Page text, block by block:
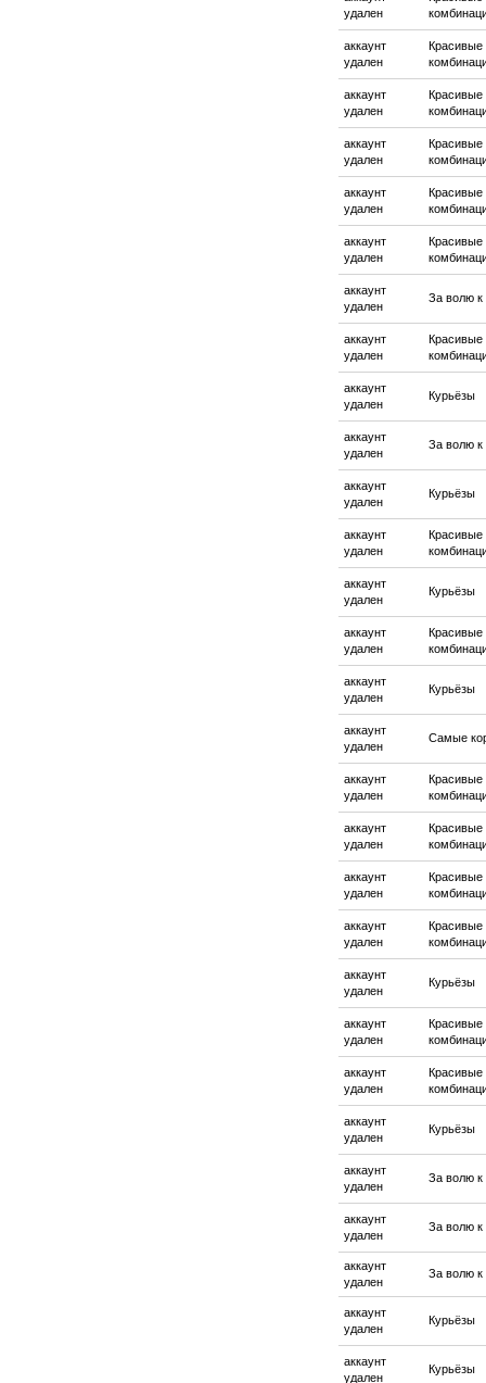
удален
аккаунт
удален
Красивые
аккаунт
удален
Красивые
аккаунт
удален
Красивые
аккаунт
удален
Красивые
аккаунт
удален
Красивые
аккаунт
удален
За волю к
аккаунт
удален
Красивые
аккаунт
удален
Курьёзы
аккаунт
удален
За волю к
аккаунт
удален
Курьёзы
аккаунт
удален
Красивые
аккаунт
удален
Курьёзы
аккаунт
удален
Красивые
аккаунт
удален
Курьёзы
аккаунт
удален
Самые
аккаунт
удален
Красивые
аккаунт
удален
Красивые
аккаунт
удален
Красивые
аккаунт
удален
Красивые
аккаунт
удален
Курьёзы
аккаунт
удален
Красивые
аккаунт
удален
Красивые
аккаунт
удален
Курьёзы
аккаунт
удален
За волю к
аккаунт
удален
За волю к
аккаунт
удален
За волю к
аккаунт
удален
Курьёзы
аккаунт
удален
Курьёзы